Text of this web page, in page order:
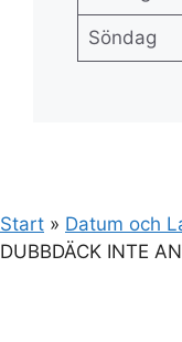
Söndag
Start » Datum och
DUBBDÄCK INTE